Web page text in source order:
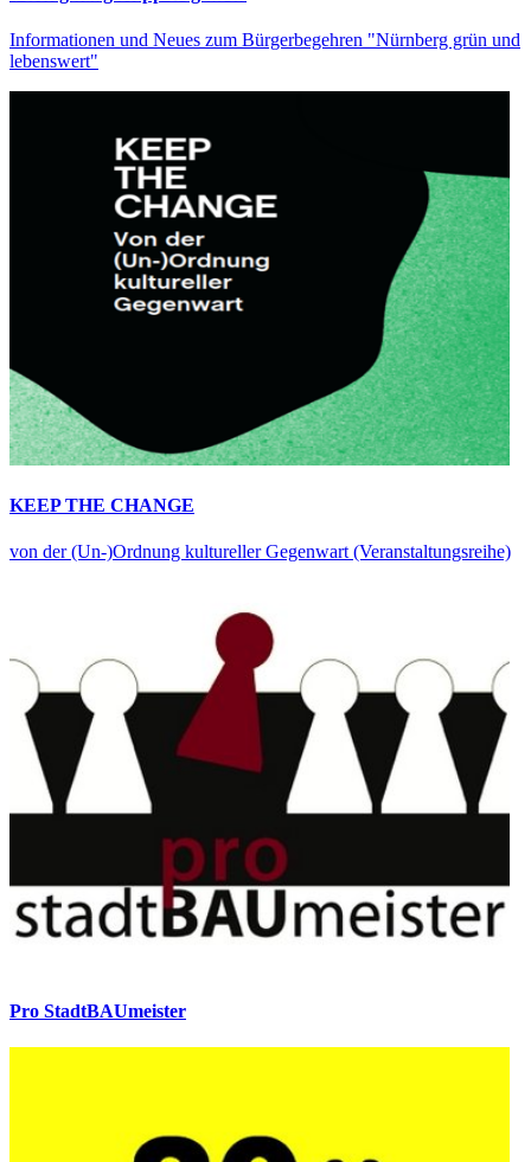
Informationen und Neues zum Bürgerbegehren "Nürnberg grün und
lebenswert"
KEEP THE CHANGE
von der (Un-)Ordnung kultureller Gegenwart (Veranstaltungsreihe)
Pro StadtBAUmeister